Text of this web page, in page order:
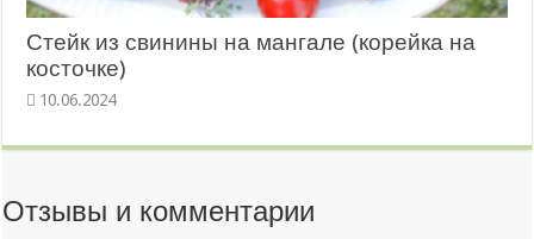
Стейк из свинины на мангале (корейка на
косточке)
10.06.2024
Отзывы и комментарии